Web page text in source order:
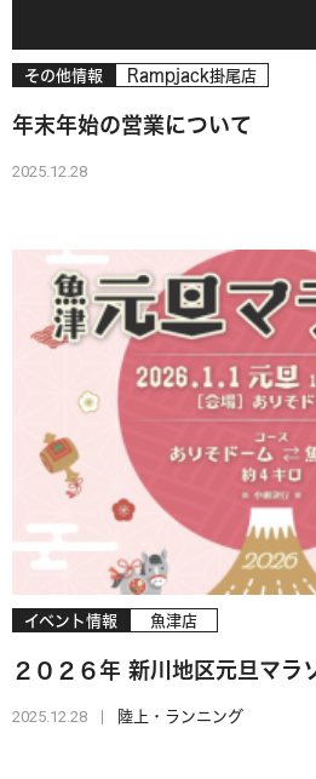
その他情報 Rampjack掛尾店
年末年始の営業について
2025.12.28
イベント情報 魚津店
２０２６年 新川地区元旦マラ
2025.12.28 陸上・ランニング